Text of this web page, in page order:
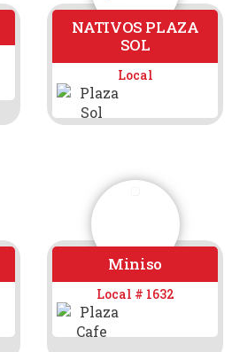
NATIVOS PLAZA
SOL
Local
Miniso
Local # 1632